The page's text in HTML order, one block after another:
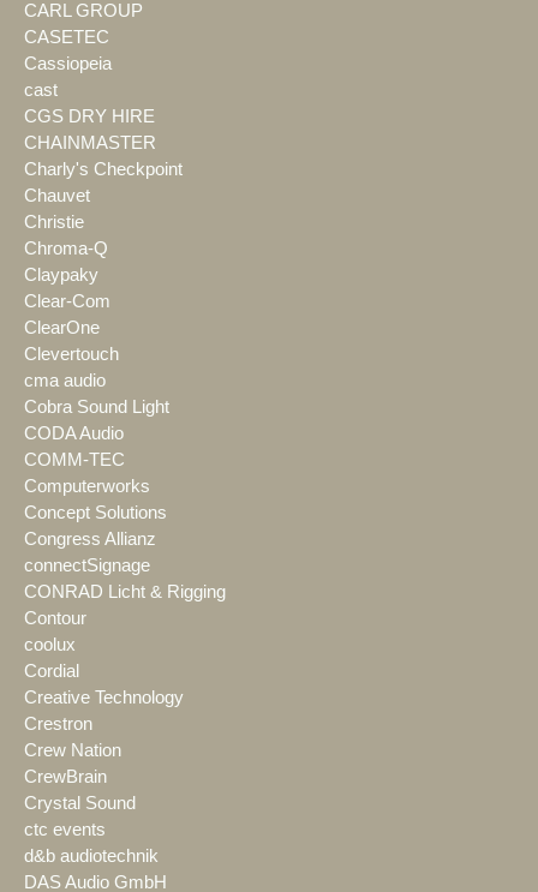
CARL GROUP
CASETEC
Cassiopeia
cast
CGS DRY HIRE
CHAINMASTER
Charly's Checkpoint
Chauvet
Christie
Chroma-Q
Claypaky
Clear-Com
ClearOne
Clevertouch
cma audio
Cobra Sound Light
CODA Audio
COMM-TEC
Computerworks
Concept Solutions
Congress Allianz
connectSignage
CONRAD Licht & Rigging
Contour
coolux
Cordial
Creative Technology
Crestron
Crew Nation
CrewBrain
Crystal Sound
ctc events
d&b audiotechnik
DAS Audio GmbH